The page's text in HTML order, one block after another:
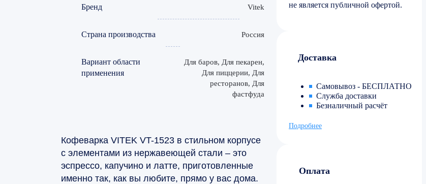
Бренд Vitek
Страна производства Россия
Вариант области
применения
Для баров, Для пекарен,
Для пиццерии, Для
ресторанов, Для
фастфуда
Кофеварка VITEK VT-1523 в стильном корпусе
с элементами из нержавеющей стали – это
эспрессо, капучино и латте, приготовленные
именно так, как вы любите, прямо у вас дома.
не является публичной офертой.
Доставка
Самовывоз - БЕСПЛАТНО
Служба доставки
Безналичный расчёт
Подробнее
Оплата